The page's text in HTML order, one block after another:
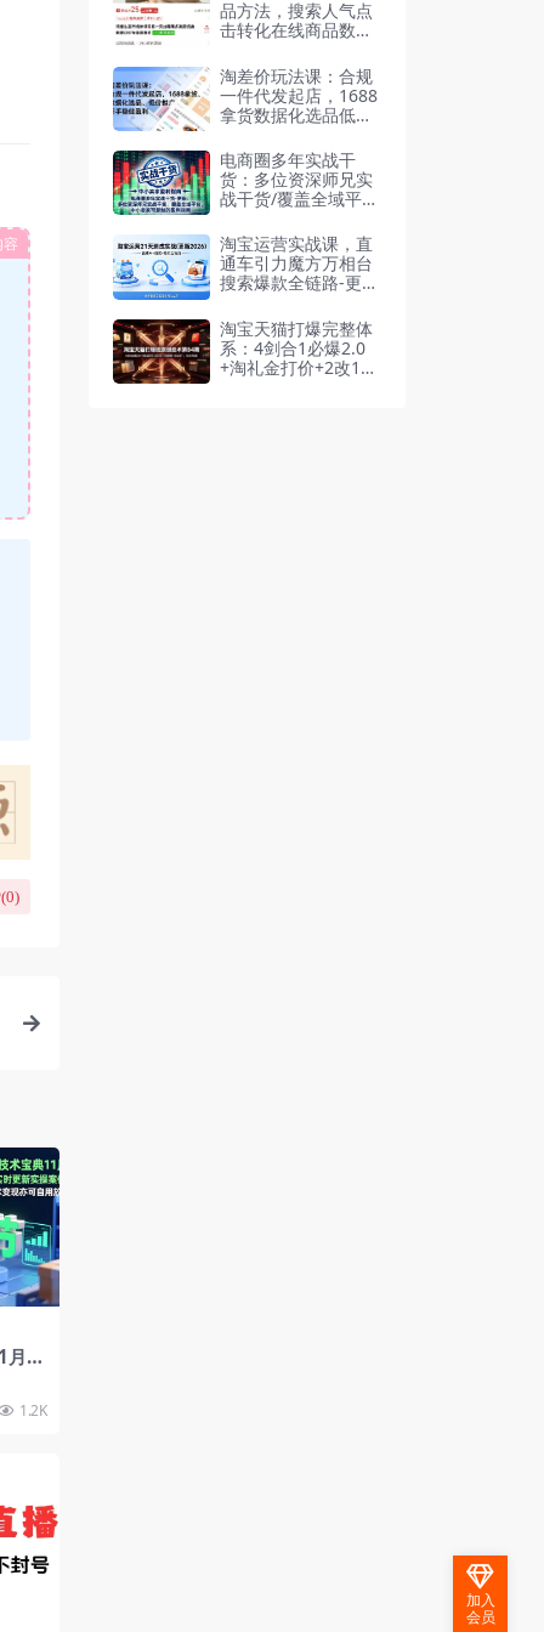
0)
月：
用
1.2K
品方法，搜索人气点
击转化在线商品数商
淘差价玩法课：合规
一件代发起店，1688
拿货数据化选品低价
(更新7月)
电商圈多年实战干
货：多位资深师兄实
战干货/覆盖全域平
的盈利指南-更新202
6
淘宝运营实战课，直
通车引力魔方万相台
搜索爆款全链路-更新
淘宝天猫打爆完整体
系：4剑合1必爆2.0
+淘礼金打价+2改1留
加入
会员